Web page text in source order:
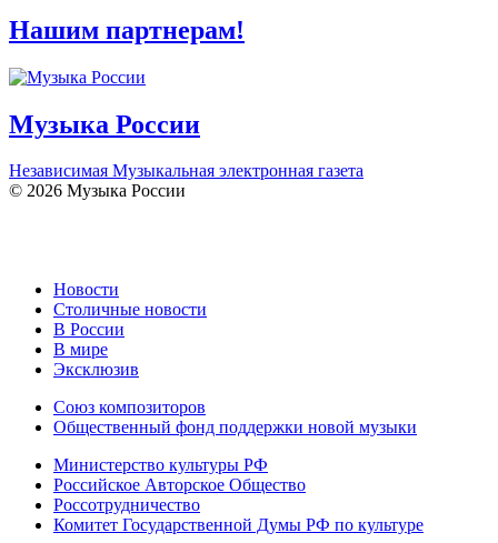
Нашим партнерам!
Музыка России
Независимая Музыкальная электронная газета
© 2026 Музыка России
Новости
Столичные новости
В России
В мире
Эксклюзив
Союз композиторов
Общественный фонд поддержки новой музыки
Министерство культуры РФ
Российское Авторское Общество
Россотрудничество
Комитет Государственной Думы РФ по культуре